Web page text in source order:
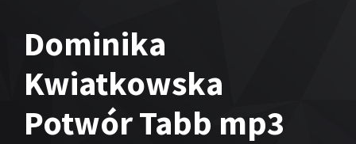
Dominika
Kwiatkowska
Potwór Tabb mp3